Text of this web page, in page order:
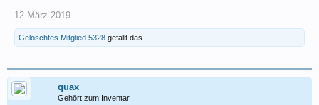
12.März.2019
Gelöschtes Mitglied 5328 gefällt das.
quax
Gehört zum Inventar